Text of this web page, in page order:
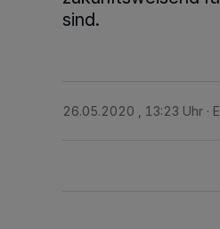
sind.
26.05.2020 , 13:23 Uhr